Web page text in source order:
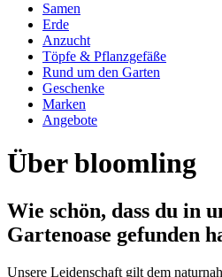
Samen
Erde
Anzucht
Töpfe & Pflanzgefäße
Rund um den Garten
Geschenke
Marken
Angebote
Über bloomling
Wie schön, dass du in
Gartenoase gefunden
Unsere Leidenschaft gilt dem